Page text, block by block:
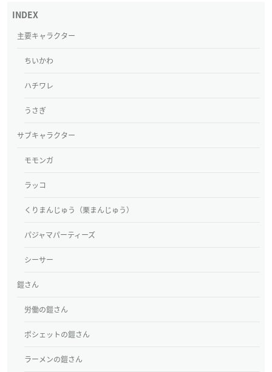
主要キャラクター
ちいかわ
ハチワレ
うさぎ
サブキャラクター
モモンガ
ラッコ
くりまんじゅう（栗まんじゅう）
パジャマパーティーズ
シーサー
鎧さん
労働の鎧さん
ポシェットの鎧さん
ラーメンの鎧さん